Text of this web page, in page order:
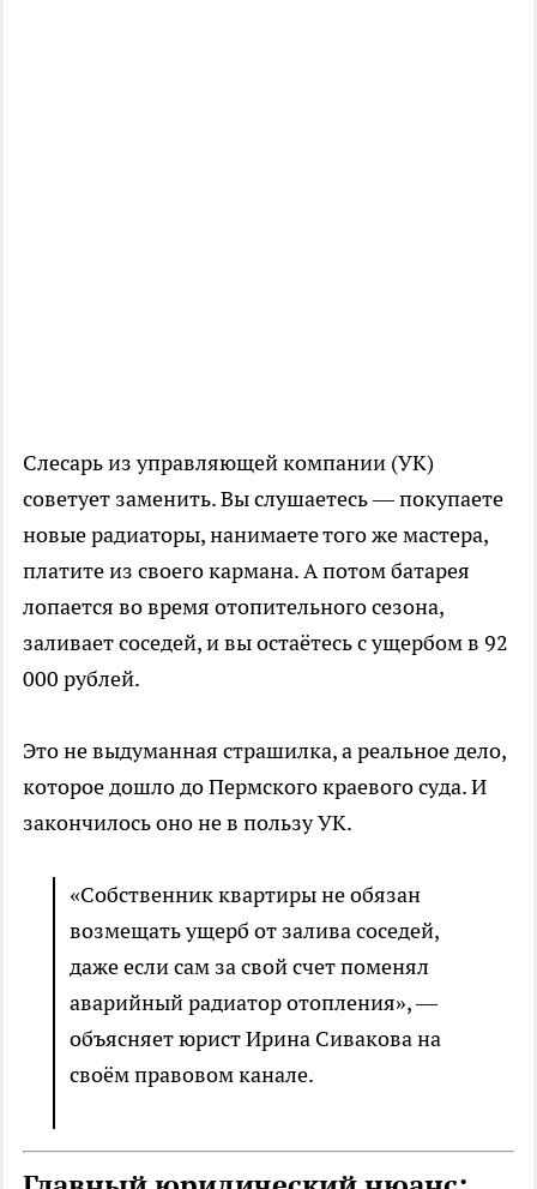
Слесарь из управляющей компании (УК)
советует заменить. Вы слушаетесь — покупаете
новые радиаторы, нанимаете того же мастера,
платите из своего кармана. А потом батарея
лопается во время отопительного сезона,
заливает соседей, и вы остаётесь с ущербом в 92
000 рублей.
Это не выдуманная страшилка, а реальное дело,
которое дошло до Пермского краевого суда. И
закончилось оно не в пользу УК.
«Собственник квартиры не обязан
возмещать ущерб от залива соседей,
даже если сам за свой счет поменял
аварийный радиатор отопления», —
объясняет юрист Ирина Сивакова на
своём правовом канале.